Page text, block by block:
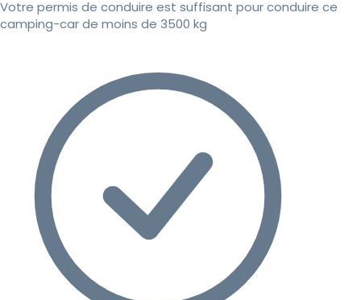
Votre permis de conduire est suffisant pour conduire ce
camping-car de moins de 3500 kg